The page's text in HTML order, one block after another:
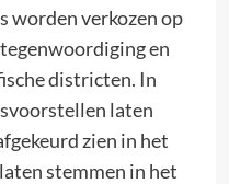
worden verkozen op
en
districten. In
laten
zien in het
stemmen in het